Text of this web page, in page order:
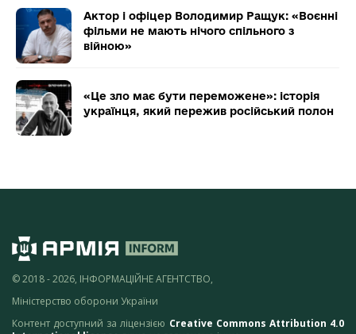
Актор і офіцер Володимир Ращук: «Воєнні
фільми не мають нічого спільного з
війною»
«Це зло має бути переможене»: історія
українця, який пережив російський полон
© 2018 - 2026, ІНФОРМАЦІЙНЕ АГЕНТСТВО,
Міністерство оборони України
Контент доступний за ліцензією Creative Commons Attribution 4.0